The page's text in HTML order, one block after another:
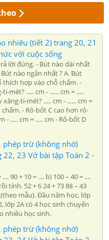
nhiêu (tiết 2) trang 20, 21
với cuộc sống
lời đúng. - Bút nào dài nhất
nào ngắn nhất ? A. Bút
thích hợp vào chỗ chấm. -
mét? ..... cm - ...... cm = .....
ti-mét? ..... cm - ...... cm =
- Rô-bốt C cao hơn rô-
- ..... cm = ..... cm - Rô-bốt D
phép trừ (không nhớ)
23 Vở bài tập Toán 2 -
90 + 10 = .... b) 100 – 40 = ....
tính. 52 + 6 24 + 73 88 – 43
mẫu). Đầu năm học, lớp
lớp 2A có 4 học sinh chuyển
nhiêu học sinh.
phép trừ (không nhớ)